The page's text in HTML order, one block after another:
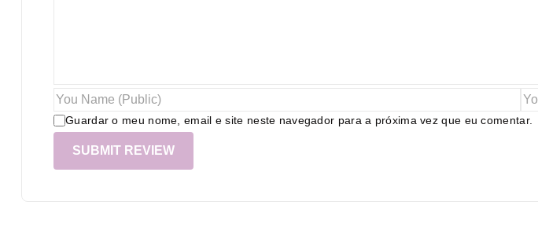
Guardar o meu nome, email e site neste navegador para a próxima vez que eu comentar.